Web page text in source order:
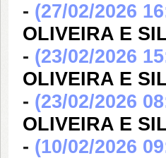
- (27/02/2026
OLIVEIRA E
- (23/02/2026
OLIVEIRA E
- (23/02/2026
OLIVEIRA E
- (10/02/2026